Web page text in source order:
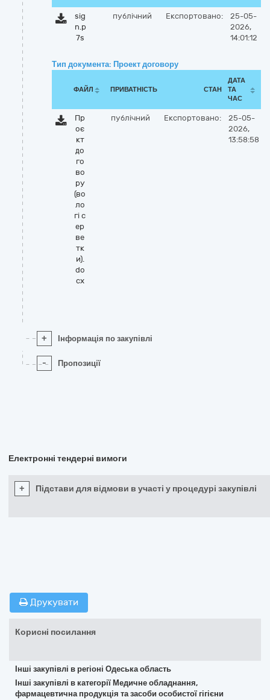
sig
n.p
7s
публічний Експортовано:
25-05-
2026,
14:01:12
Тип документа: Проект договору
ФАЙЛ ПРИВАТНІСТЬ СТАН
ДАТА
ТА
ЧАС
Пр
оє
кт
до
го
во
ру
(во
ло
гі с
ер
ве
тк
и).
do
cx
публічний Експортовано:
25-05-
2026,
13:58:58
+ Інформація по закупівлі
- Пропозиції
Електронні тендерні вимоги
+ Підстави для відмови в участі у процедурі закупівлі
Друкувати
Корисні посилання
Інші закупівлі в регіоні Одеська область
Інші закупівлі в категорії Медичне обладнання,
фармацевтична продукція та засоби особистої гігієни